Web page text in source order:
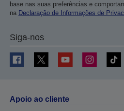
base nas suas preferências e
na Declaração de Informações de
Siga-nos
Apoio ao cliente